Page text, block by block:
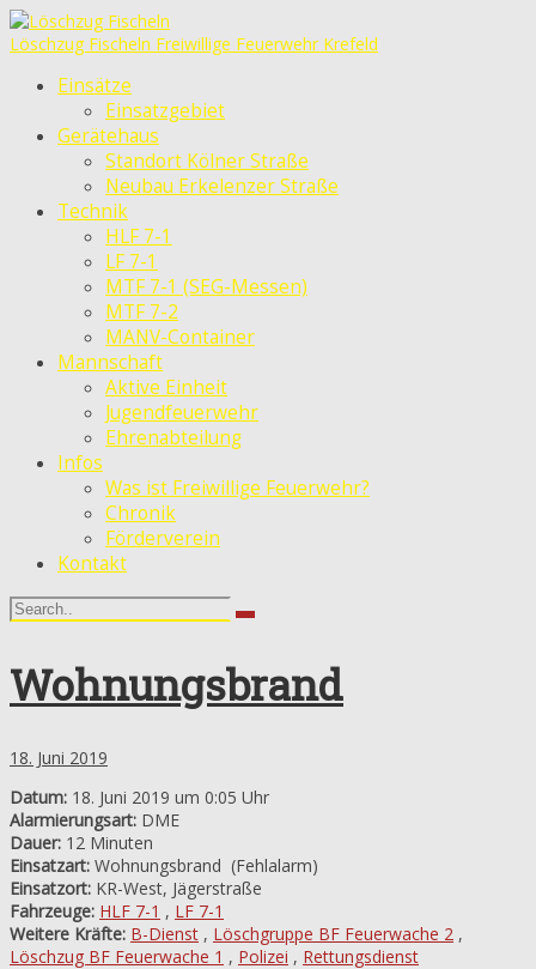
Löschzug Fischeln Freiwillige Feuerwehr Krefeld
Einsätze
Einsatzgebiet
Gerätehaus
Standort Kölner Straße
Neubau Erkelenzer Straße
Technik
HLF 7-1
LF 7-1
MTF 7-1 (SEG-Messen)
MTF 7-2
MANV-Container
Mannschaft
Aktive Einheit
Jugendfeuerwehr
Ehrenabteilung
Infos
Was ist Freiwillige Feuerwehr?
Chronik
Förderverein
Kontakt
Wohnungsbrand
18. Juni 2019
Datum: 18. Juni 2019 um 0:05 Uhr
Alarmierungsart: DME
Dauer: 12 Minuten
Einsatzart: Wohnungsbrand (Fehlalarm)
Einsatzort: KR-West, Jägerstraße
Fahrzeuge: HLF 7-1 , LF 7-1
Weitere Kräfte: B-Dienst , Löschgruppe BF Feuerwache 2 ,
Löschzug BF Feuerwache 1 , Polizei , Rettungsdienst